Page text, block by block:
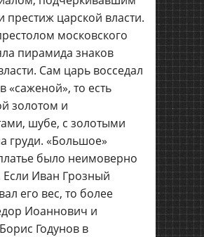
престиж царской власти.
московского
пирамида знаков
Сам царь восседал
«саженой», то есть
золотом и
шубе, с золотыми
груди. «Большое»
было неимоверно
Иван Грозный
его вес, то более
Иоаннович и
Годунов в